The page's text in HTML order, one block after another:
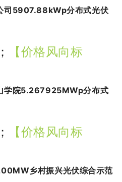
司5907.88kWp分布式光伏
；
【价格风向标
学院5.267925MWp分布式
；
【价格风向标
乡村振兴光伏综合示范